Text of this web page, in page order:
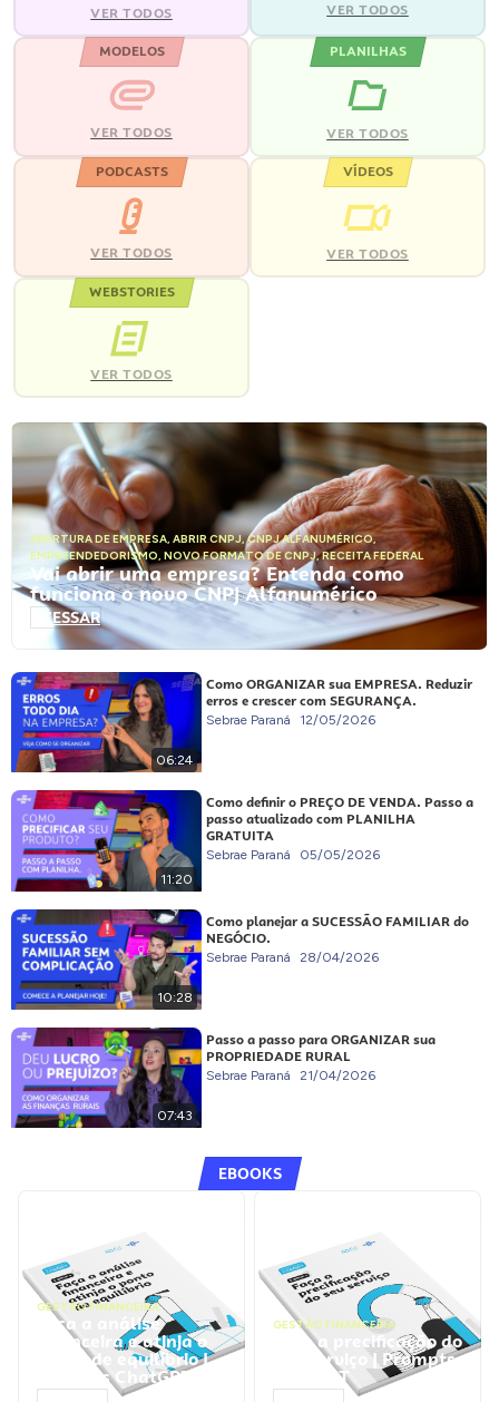
VER TODOS VER TODOS
MODELOS
VER TODOS
PLANILHAS
VER TODOS
PODCASTS
VER TODOS
VÍDEOS
VER TODOS
WEBSTORIES
VER TODOS
ABERTURA DE EMPRESA, ABRIR CNPJ,CNPJ ALFANUMÉRICO,
EMPREENDEDORISMO, NOVO FORMATO DE CNPJ,RECEITA FEDERAL
Vai abrir uma empresa? Entenda como
funciona o novo CNPJ Alfanumérico
ACESSAR
06:24
Como ORGANIZAR sua EMPRESA. Reduzir
erros e crescer com SEGURANÇA.
Sebrae Paraná 12/05/2026
11:20
Como definir o PREÇO DE VENDA. Passo a
passo atualizado com PLANILHA
GRATUITA
Sebrae Paraná 05/05/2026
10:28
Como planejar a SUCESSÃO FAMILIAR do
NEGÓCIO.
Sebrae Paraná 28/04/2026
07:43
Passo a passo para ORGANIZAR sua
PROPRIEDADE RURAL
Sebrae Paraná 21/04/2026
EBOOKS
GESTÃO FINANCEIRA
Faça a análise
financeira e atinja o
ponto de equilíbrio |
Prompts ChatGPT
GESTÃO FINANCEIRA
Faça a precificação do
seu serviço | Prompts
ChatGPT